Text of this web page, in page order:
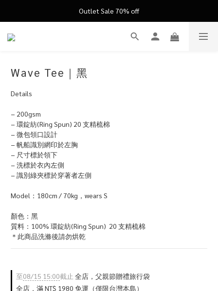
FATHER'S DAY ’26 ｜ 父親節限定盛典
Outlet Sale 70% off
FATHER'S DAY ’26 ｜ 父親節限定盛典
Wave Tee｜黑
Details
− 200gsm
− 環錠紡(Ring Spun) 20 支精梳棉
− 微包領口設計
− 帆船識別網印於左胸
− 尺寸標於領下
− 洗標於衣內左側
− 識別綠夾標於穿著者左側
Model：180cm / 70kg，wears S
顏色：黑
質料：100% 環錠紡(Ring Spun)  20 支精梳棉
＊此商品洗滌後請勿烘乾
至08/15 15:00截止 全店，父親節贈禮旅行袋
全店，滿 NT$ 1980 免運（僅限台灣本島）